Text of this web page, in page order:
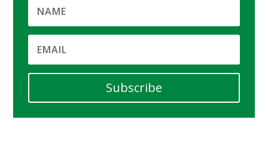
Subscribe